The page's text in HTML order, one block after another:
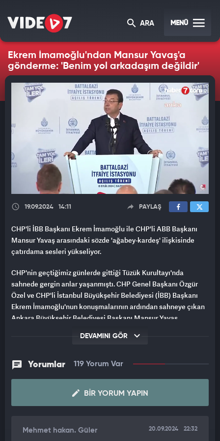
ARA MENÜ
Ekrem İmamoğlu'ndan Mansur Yavaş'a
gönderme: 'Benim yol arkadaşım değildir'
19.09.2024 14:11 PAYLAŞ
CHP'li İBB Başkanı Ekrem İmamoğlu ile CHP'li ABB Başkanı
Mansur Yavaş arasındaki sözde 'ağabey-kardeş' ilişkisinde
çatırdama sesleri yükseliyor.
CHP'nin geçtiğimiz günlerde gittiği Tüzük Kurultayı'nda
sahnede gergin anlar yaşanmıştı. CHP Genel Başkanı Özgür
Özel ve CHP'li İstanbul Büyükşehir Belediyesi (İBB) Başkanı
Ekrem İmamoğlu'nun konuşmalarının ardından sahneye çıkan
Ankara Büyükşehir Belediyesi Başkanı Mansur Yavaş,
iletildiğini söyleyerek partisine tepki göstermişti.
Yavaş, şu ifadelerle Ekrem İmamoğlu ve partililere seslendi;
"Polemik çıkarmak istemiyorum ama Ekrem Başkanımın güzel
konuşması gibi bir konuşma yapmak isterdim, Türkiye’nin tüm
sorunlarına değinen ve fikirlerimi de açıklamak isterdim."
KURULTAYDA 'AĞABEY', ŞİMDİ 'BENİM YOL ARKADAŞIM
DEVAMINI GÖR
Yorumlar 119 Yorum Var
BIR YORUM YAPIN
Mehmet hakan. Güler 20.09.2024 22:32